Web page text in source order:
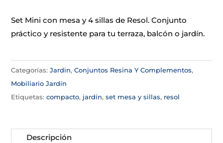
Set Mini con mesa y 4 sillas de Resol. Conjunto
práctico y resistente para tu terraza, balcón o jardín.
Categorías:Jardin,Conjuntos Resina Y Complementos,
Mobiliario Jardín
Etiquetas:compacto, jardín,set mesa y sillas, resol
Descripción